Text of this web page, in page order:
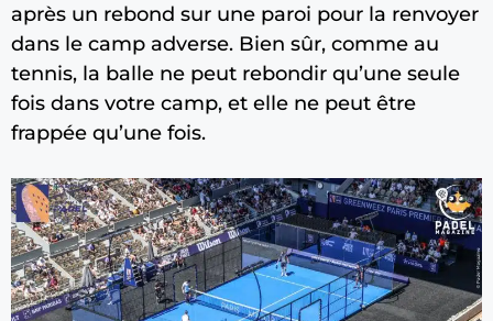
après un rebond sur une paroi pour la renvoyer
dans le camp adverse. Bien sûr, comme au
tennis, la balle ne peut rebondir qu’une seule
fois dans votre camp, et elle ne peut être
frappée qu’une fois.